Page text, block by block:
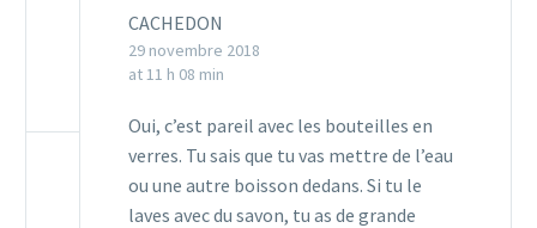
CACHEDON
29 novembre 2018
at 11 h 08 min
Oui, c’est pareil avec les bouteilles en
verres. Tu sais que tu vas mettre de l’eau
ou une autre boisson dedans. Si tu le
laves avec du savon, tu as de grande